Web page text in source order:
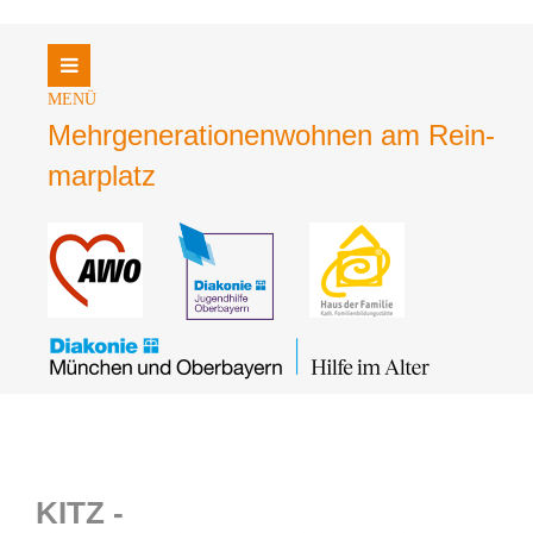
Login
Benutzername
Register|Lost your password?
KITZ -
Mehrgene­rationen­wohnen am Rein­
mar­platz